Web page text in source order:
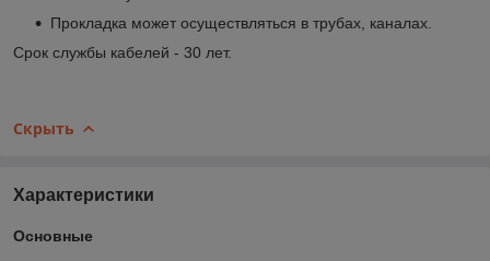
Прокладка может осуществляться в трубах, каналах.
Срок службы кабелей - 30 лет.
Скрыть
Характеристики
Основные